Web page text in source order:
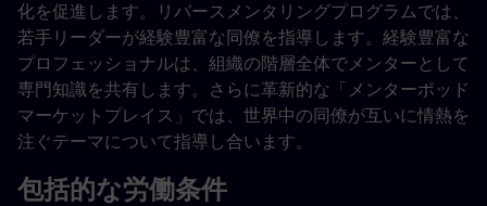
化を促進します。リバースメンタリングプログラムでは、
若手リーダーが経験豊富な同僚を指導します。経験豊富な
プロフェッショナルは、組織の階層全体でメンターとして
専門知識を共有します。さらに革新的な「メンターポッド
マーケットプレイス」では、世界中の同僚が互いに情熱を
注ぐテーマについて指導し合います。
包括的な労働条件